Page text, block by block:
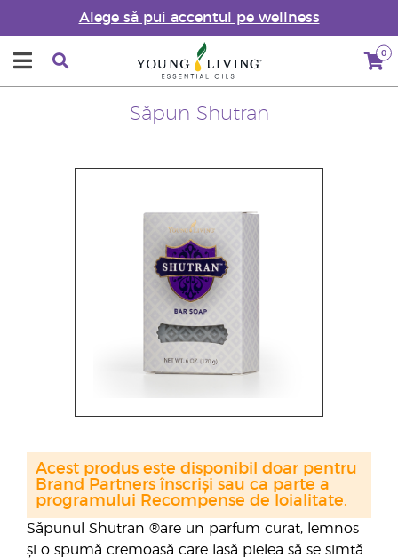
Alege să pui accentul pe wellness
0
Săpun Shutran
Săpunul Shutran ®are un parfum curat, lemnos
și o spumă cremoasă care lasă pielea să se simtă
Acest produs este disponibil doar pentru
Brand Partners înscriși sau ca parte a
programului Recompense de loialitate.